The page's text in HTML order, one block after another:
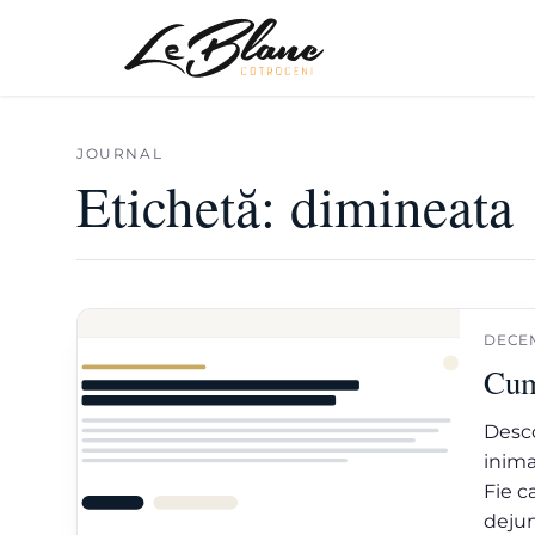
JOURNAL
Etichetă: dimineata
Fie